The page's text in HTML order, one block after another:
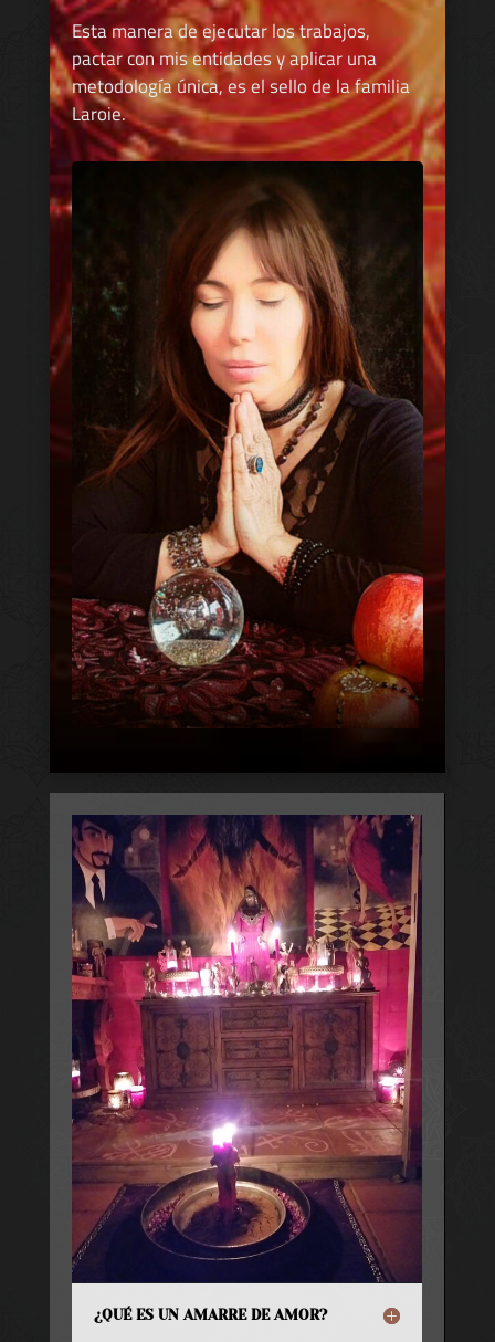
Esta manera de ejecutar los trabajos,
pactar con mis entidades y aplicar una
metodología única, es el sello de la familia
Laroie.
¿QUÉ ES UN AMARRE DE AMOR?